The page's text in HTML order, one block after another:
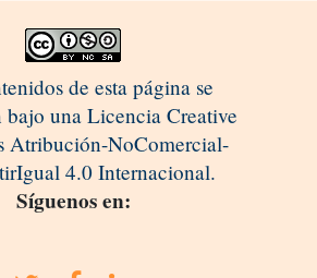
de esta página se
bajo una Licencia Creative
Atribución-NoComercial-
4.0 Internacional.
Síguenos en: